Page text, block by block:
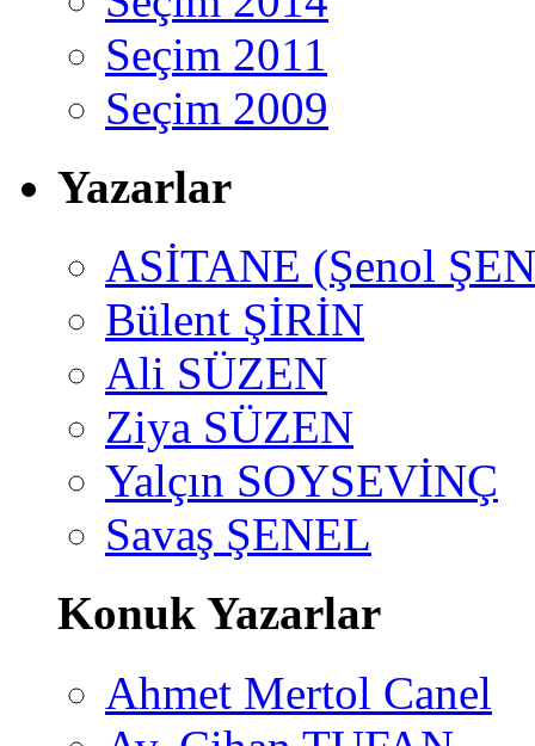
Seçim 2011
Seçim 2009
Yazarlar
ASİTANE (Şenol
Bülent ŞİRİN
Ali SÜZEN
Ziya SÜZEN
Yalçın SOYSEVİNÇ
Savaş ŞENEL
Konuk Yazarlar
Ahmet Mertol Canel